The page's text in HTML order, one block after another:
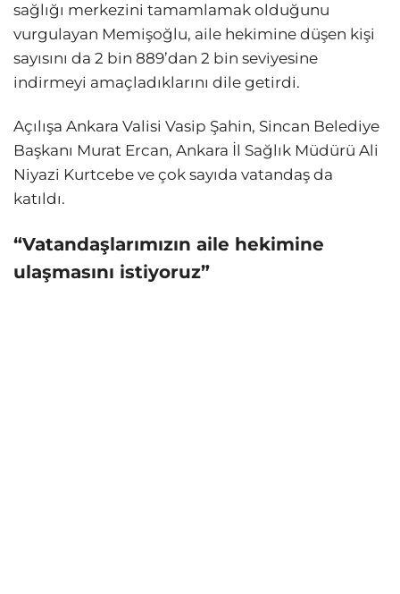
sağlığı merkezini tamamlamak olduğunu
vurgulayan Memişoğlu, aile hekimine düşen kişi
sayısını da 2 bin 889’dan 2 bin seviyesine
indirmeyi amaçladıklarını dile getirdi.
Açılışa Ankara Valisi Vasip Şahin, Sincan Belediye
Başkanı Murat Ercan, Ankara İl Sağlık Müdürü Ali
Niyazi Kurtcebe ve çok sayıda vatandaş da
katıldı.
“Vatandaşlarımızın aile hekimine
ulaşmasını istiyoruz”